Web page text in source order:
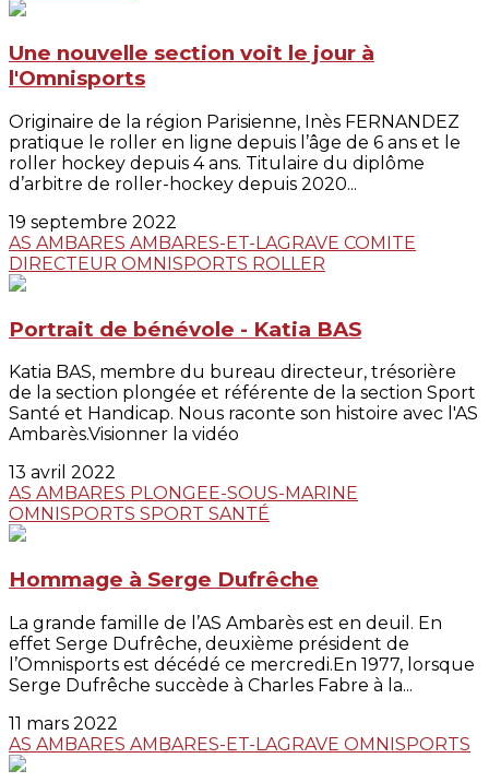
Une nouvelle section voit le jour à
l'Omnisports
Originaire de la région Parisienne, Inès FERNANDEZ
pratique le roller en ligne depuis l’âge de 6 ans et le
roller hockey depuis 4 ans. Titulaire du diplôme
d’arbitre de roller-hockey depuis 2020...
19 septembre 2022
AS AMBARES AMBARES-ET-LAGRAVE COMITE
DIRECTEUR OMNISPORTS ROLLER
Portrait de bénévole - Katia BAS
Katia BAS, membre du bureau directeur, trésorière
de la section plongée et référente de la section Sport
Santé et Handicap. Nous raconte son histoire avec l'AS
Ambarès.Visionner la vidéo
13 avril 2022
AS AMBARES PLONGEE-SOUS-MARINE
OMNISPORTS SPORT SANTÉ
Hommage à Serge Dufrêche
La grande famille de l’AS Ambarès est en deuil. En
effet Serge Dufrêche, deuxième président de
l’Omnisports est décédé ce mercredi.En 1977, lorsque
Serge Dufrêche succède à Charles Fabre à la...
11 mars 2022
AS AMBARES AMBARES-ET-LAGRAVE OMNISPORTS